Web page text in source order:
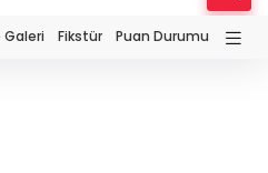
Galeri Fikstür Puan Durumu